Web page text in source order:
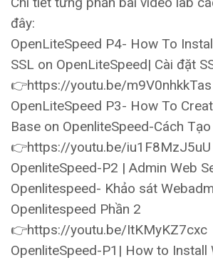
đây:
OpenLiteSpeed P4- How To
SSL on OpenLiteSpeed| Cài đặt
👉https://youtu.be/m9V0nhkkTas
OpenLiteSpeed P3- How To
Base on OpenliteSpeed-Cách
👉https://youtu.be/iu1F8MzJ5uU
OpenliteSpeed-P2 | Admin Web
Openlitespeed- Khảo sát
Openlitespeed Phần 2
👉https://youtu.be/ItKMyKZ7cxc
OpenliteSpeed-P1| How to Install